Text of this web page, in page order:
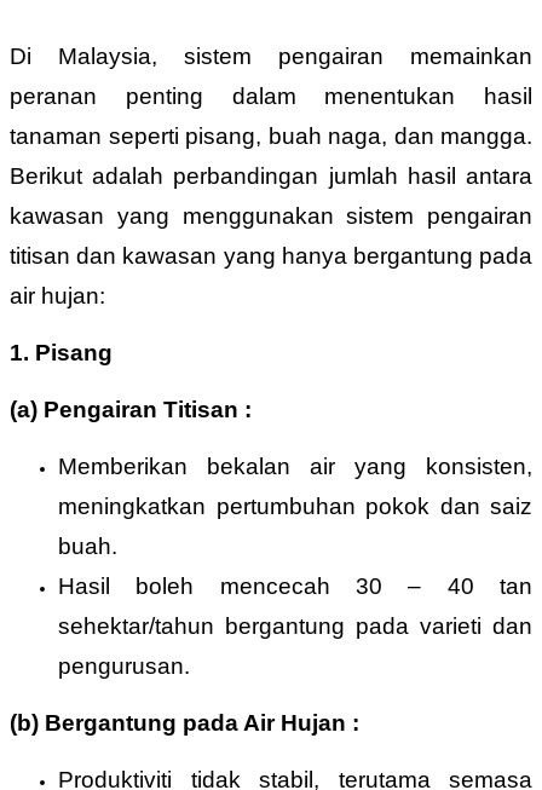
Di Malaysia, sistem pengairan memainkan
peranan penting dalam menentukan hasil
tanaman seperti pisang, buah naga, dan mangga.
Berikut adalah perbandingan jumlah hasil antara
kawasan yang menggunakan sistem pengairan
titisan dan kawasan yang hanya bergantung pada
air hujan:
1. Pisang
(a) Pengairan Titisan :
Memberikan bekalan air yang konsisten,
meningkatkan pertumbuhan pokok dan saiz
buah.
Hasil boleh mencecah 30 – 40 tan
sehektar/tahun bergantung pada varieti dan
pengurusan.
(b) Bergantung pada Air Hujan :
Produktiviti tidak stabil, terutama semasa